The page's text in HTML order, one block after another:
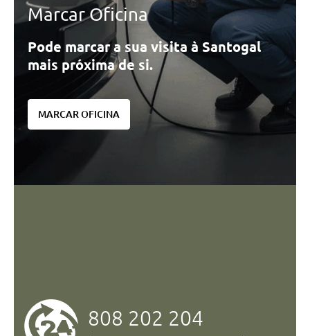
Marcar Oficina
Pode marcar a sua visita à Santogal
mais próxima de si.
MARCAR OFICINA
808 202 204